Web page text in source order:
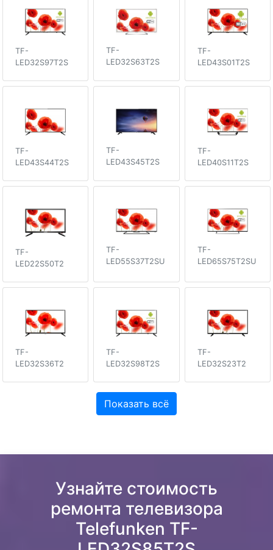
TF-
LED32S97T2S
TF-
LED32S63T2S
TF-
LED43S01T2S
TF-
LED43S44T2S
TF-
LED43S45T2S
TF-
LED40S11T2S
TF-
LED22S50T2
TF-
LED55S37T2SU
TF-
LED65S75T2SU
TF-
LED32S36T2
TF-
LED32S98T2S
TF-
LED32S23T2
Показать всё
Узнайте стоимость
ремонта телевизора
Telefunken TF-